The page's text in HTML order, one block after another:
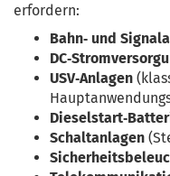
erfordern:
Bahn‑ und
USV‑Anlagen
Schaltanlagen